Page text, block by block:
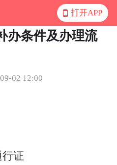
打开APP
办条件及办理流
02 12:00
证